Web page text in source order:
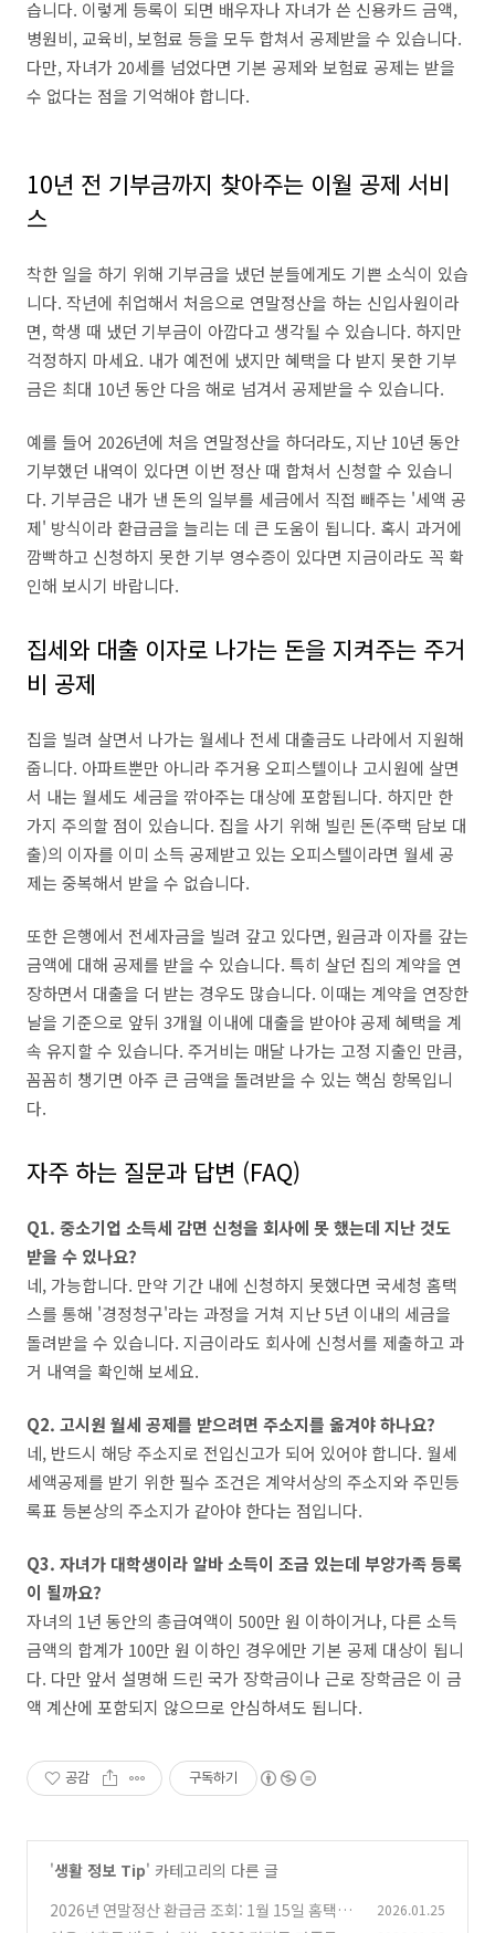
습니다. 이렇게 등록이 되면 배우자나 자녀가 쓴 신용카드 금액,
병원비, 교육비, 보험료 등을 모두 합쳐서 공제받을 수 있습니다.
다만, 자녀가 20세를 넘었다면 기본 공제와 보험료 공제는 받을
수 없다는 점을 기억해야 합니다.
10년 전 기부금까지 찾아주는 이월 공제 서비
스
착한 일을 하기 위해 기부금을 냈던 분들에게도 기쁜 소식이 있습
니다. 작년에 취업해서 처음으로 연말정산을 하는 신입사원이라
면, 학생 때 냈던 기부금이 아깝다고 생각될 수 있습니다. 하지만
걱정하지 마세요. 내가 예전에 냈지만 혜택을 다 받지 못한 기부
금은 최대 10년 동안 다음 해로 넘겨서 공제받을 수 있습니다.
예를 들어 2026년에 처음 연말정산을 하더라도, 지난 10년 동안
기부했던 내역이 있다면 이번 정산 때 합쳐서 신청할 수 있습니
다. 기부금은 내가 낸 돈의 일부를 세금에서 직접 빼주는 '세액 공
제' 방식이라 환급금을 늘리는 데 큰 도움이 됩니다. 혹시 과거에
깜빡하고 신청하지 못한 기부 영수증이 있다면 지금이라도 꼭 확
인해 보시기 바랍니다.
집세와 대출 이자로 나가는 돈을 지켜주는 주거
비 공제
집을 빌려 살면서 나가는 월세나 전세 대출금도 나라에서 지원해
줍니다. 아파트뿐만 아니라 주거용 오피스텔이나 고시원에 살면
서 내는 월세도 세금을 깎아주는 대상에 포함됩니다. 하지만 한
가지 주의할 점이 있습니다. 집을 사기 위해 빌린 돈(주택 담보 대
출)의 이자를 이미 소득 공제받고 있는 오피스텔이라면 월세 공
제는 중복해서 받을 수 없습니다.
또한 은행에서 전세자금을 빌려 갚고 있다면, 원금과 이자를 갚는
금액에 대해 공제를 받을 수 있습니다. 특히 살던 집의 계약을 연
장하면서 대출을 더 받는 경우도 많습니다. 이때는 계약을 연장한
날을 기준으로 앞뒤 3개월 이내에 대출을 받아야 공제 혜택을 계
속 유지할 수 있습니다. 주거비는 매달 나가는 고정 지출인 만큼,
꼼꼼히 챙기면 아주 큰 금액을 돌려받을 수 있는 핵심 항목입니
다.
자주 하는 질문과 답변 (FAQ)
Q1. 중소기업 소득세 감면 신청을 회사에 못 했는데 지난 것도
받을 수 있나요?
네, 가능합니다. 만약 기간 내에 신청하지 못했다면 국세청 홈택
스를 통해 '경정청구'라는 과정을 거쳐 지난 5년 이내의 세금을
돌려받을 수 있습니다. 지금이라도 회사에 신청서를 제출하고 과
거 내역을 확인해 보세요.
Q2. 고시원 월세 공제를 받으려면 주소지를 옮겨야 하나요?
네, 반드시 해당 주소지로 전입신고가 되어 있어야 합니다. 월세
세액공제를 받기 위한 필수 조건은 계약서상의 주소지와 주민등
록표 등본상의 주소지가 같아야 한다는 점입니다.
Q3. 자녀가 대학생이라 알바 소득이 조금 있는데 부양가족 등록
이 될까요?
자녀의 1년 동안의 총급여액이 500만 원 이하이거나, 다른 소득
금액의 합계가 100만 원 이하인 경우에만 기본 공제 대상이 됩니
다. 다만 앞서 설명해 드린 국가 장학금이나 근로 장학금은 이 금
액 계산에 포함되지 않으므로 안심하셔도 됩니다.
공감 구독하기
'생활 정보 Tip' 카테고리의 다른 글
2026년 연말정산 환급금 조회: 1월 15일 홈택스
2026.01.25